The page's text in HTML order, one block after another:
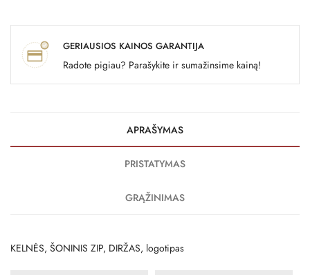
GERIAUSIOS KAINOS GARANTIJA
Radote pigiau? Parašykite ir sumažinsime kainą!
APRAŠYMAS
PRISTATYMAS
GRĄŽINIMAS
KELNĖS, ŠONINIS ZIP, DIRŽAS, logotipas